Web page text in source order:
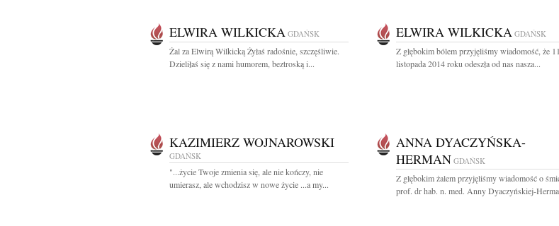
ELWIRA WILKICKA GDAŃSK
Żal za Elwirą Wilkicką Żyłaś radośnie, szczęśliwie.
Dzieliłaś się z nami humorem, beztroską i...
ELWIRA WILKICKA GDAŃSK
Z głębokim bólem przyjęliśmy wiadomość, że 11
listopada 2014 roku odeszła od nas nasza...
KAZIMIERZ WOJNAROWSKI
GDAŃSK
"...życie Twoje zmienia się, ale nie kończy, nie
umierasz, ale wchodzisz w nowe życie ...a my...
ANNA DYACZYŃSKA-
HERMAN GDAŃSK
Z głębokim żalem przyjęliśmy wiadomość o
prof. dr hab. n. med. Anny Dyaczyńskiej-